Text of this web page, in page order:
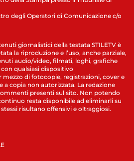
degli Operatori di Comunicazione c/o
giornalistici della testata STILETV è
la riproduzione e l’uso, anche parziale,
audio/video, filmati, loghi, grafiche
qualsiasi dispositivo
di fotocopie, registrazioni, cover e
copia non autorizzata. La redazione
presenti sul sito. Non potendo
resta disponibile ad eliminarli su
risultano offensivi e oltraggiosi.